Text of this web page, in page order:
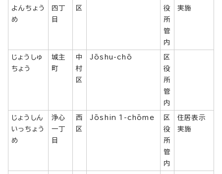
よんちょう
め
四丁
目
区
役
所
管
内
実施
じょうしゅ
ちょう
城主
町
中
村
区
Jōshu-chō
区
役
所
管
内
じょうしん
いっちょう
め
浄心
一丁
目
西
区
Jōshin 1-chōme
区
役
所
管
内
住居表示
実施